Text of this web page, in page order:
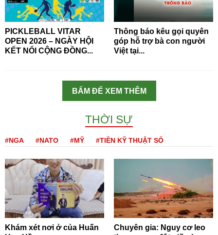
PICKLEBALL VITAR
OPEN 2026 – NGÀY HỘI
KẾT NỐI CỘNG ĐỒNG...
Thông báo kêu gọi quyên
góp hỗ trợ bà con người
Việt tại...
BẤM ĐỂ XEM THÊM
THỜI SỰ
#NGA #NATO #MỸ #TIỀN KỸ THUẬT SỐ
Khám xét nơi ở của Huấn
Chuyên gia: Nguy cơ leo